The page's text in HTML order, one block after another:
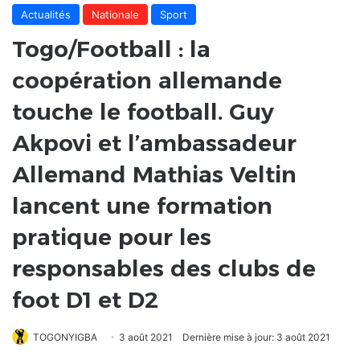
Actualités Nationale Sport
Togo/Football : la
coopération allemande
touche le football. Guy
Akpovi et l’ambassadeur
Allemand Mathias Veltin
lancent une formation
pratique pour les
responsables des clubs de
foot D1 et D2
TOGONYIGBA 3 août 2021 Dernière mise à jour: 3 août 2021